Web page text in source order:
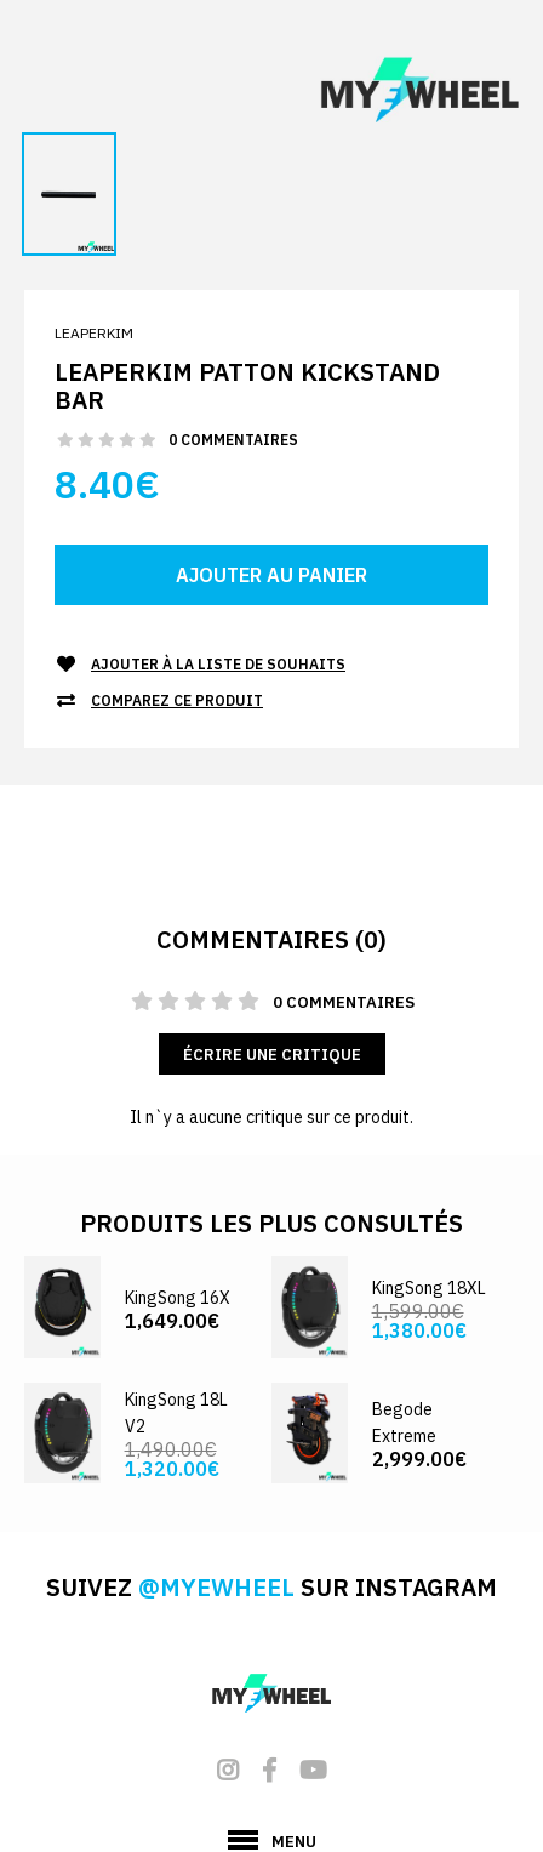
LEAPERKIM
LEAPERKIM PATTON KICKSTAND
BAR
0 COMMENTAIRES
8.40€
AJOUTER À LA LISTE DE SOUHAITS
COMPAREZ CE PRODUIT
COMMENTAIRES (0)
0 COMMENTAIRES
ÉCRIRE UNE CRITIQUE
Il n`y a aucune critique sur ce produit.
PRODUITS LES PLUS CONSULTÉS
KingSong 16X
1,649.00€
KingSong 18XL
1,599.00€
1,380.00€
KingSong 18L
V2
1,490.00€
1,320.00€
Begode
Extreme
2,999.00€
SUIVEZ @MYEWHEEL SUR INSTAGRAM
MENU